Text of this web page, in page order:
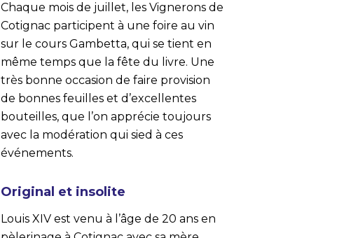
Chaque mois de juillet, les Vignerons de
Cotignac participent à une foire au vin
sur le cours Gambetta, qui se tient en
même temps que la fête du livre. Une
très bonne occasion de faire provision
de bonnes feuilles et d’excellentes
bouteilles, que l’on apprécie toujours
avec la modération qui sied à ces
événements.
Original et insolite
Louis XIV est venu à l’âge de 20 ans en